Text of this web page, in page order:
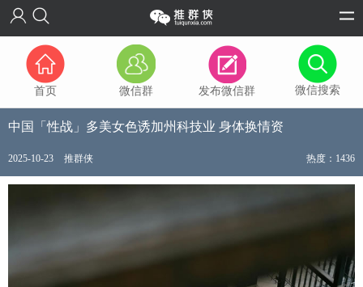
首页 微信群 发布微信群 微信搜索
中国「性战」多美女色诱加州科技业 身体换情资
2025-10-23 推群侠 热度：1436